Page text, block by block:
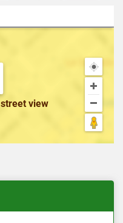
street view